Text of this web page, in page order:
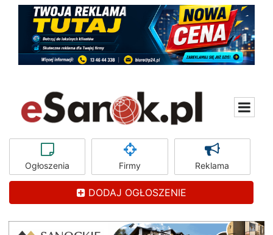
Ogłoszenia Firmy Reklama
DODAJ OGŁOSZENIE